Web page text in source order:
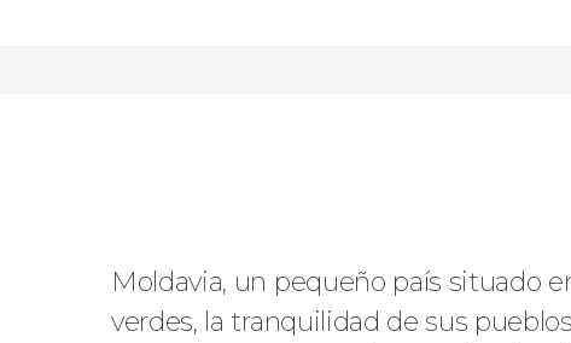
Moldavia, un pequeño país situado
verdes, la tranquilidad de sus